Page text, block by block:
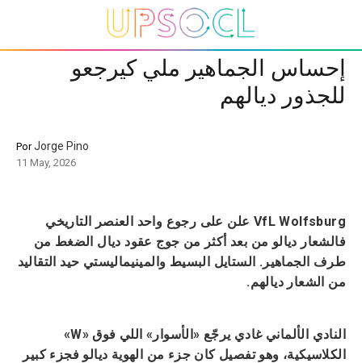
إحساس الجماهير ملي كيرجعو
للجذور ديالهم
PorJorge Pino
11 May, 2026
VfL Wolfsburg علن على رجوع واحد العنصر التاريخي
فالشعار ديالو من بعد أكثر من جوج عقود ديال الضغط من
طرف الجماهير. الستايل البسيط والمينيماليستي حيد التقاليد
من الشعار ديالهم.
النادي الألماني غادي يرجّع «الأسوار» اللي فوق «W»
الكلاسيكية، وهو تفصيل كان جزء من الهوية ديالو فجزء كبير